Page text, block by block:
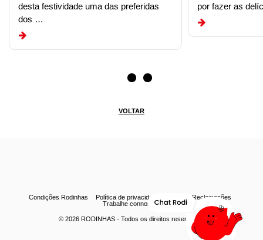
desta festividade uma das preferidas
dos …
por fazer as
VOLTAR
© 2026 RODINHAS - Todos os direitos reservados
Condições Rodinhas Política de privacidade
Livro de Reclamações
Trabalhe connosco